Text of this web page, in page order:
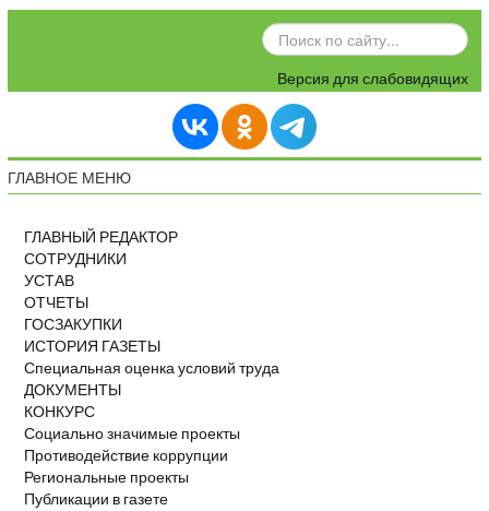
ИСКАТЬ...
Версия для слабовидящих
ГЛАВНОЕ МЕНЮ
ГЛАВНЫЙ РЕДАКТОР
СОТРУДНИКИ
УСТАВ
ОТЧЕТЫ
ГОСЗАКУПКИ
ИСТОРИЯ ГАЗЕТЫ
Специальная оценка условий труда
ДОКУМЕНТЫ
КОНКУРС
Социально значимые проекты
Противодействие коррупции
Региональные проекты
Публикации в газете